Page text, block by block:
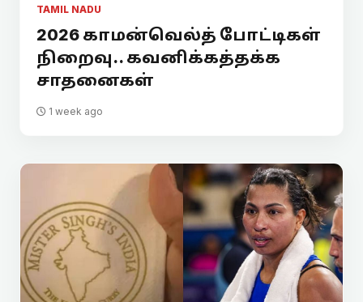
TAMIL NADU
2026 காமன்வெல்த் போட்டிகள்
நிறைவு.. கவனிக்கத்தக்க
சாதனைகள்
1 week ago